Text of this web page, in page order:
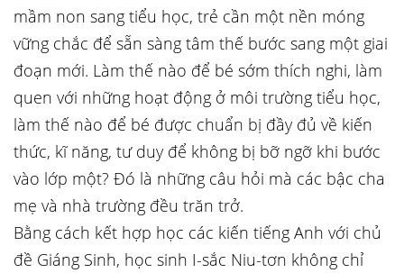
mầm non sang tiểu học, trẻ cần một nền móng
vững chắc để sẵn sàng tâm thế bước sang một giai
đoạn mới. Làm thế nào để bé sớm thích nghi, làm
quen với những hoạt động ở môi trường tiểu học,
làm thế nào để bé được chuẩn bị đầy đủ về kiến
thức, kĩ năng, tư duy để không bị bỡ ngỡ khi bước
vào lớp một? Đó là những câu hỏi mà các bậc cha
mẹ và nhà trường đều trăn trở.
Bằng cách kết hợp học các kiến tiếng Anh với chủ
đề Giáng Sinh, học sinh I-sắc Niu-tơn không chỉ